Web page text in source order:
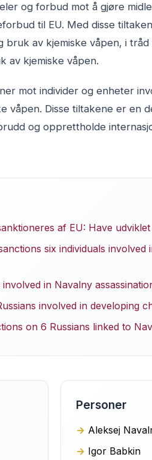
og forbud mot å gjøre
til EU. Med disse
av kjemiske våpen, i
av kjemiske våpen.
mot individer og enheter
våpen. Disse tiltakene er en
og opprettholde
af EU: Have
six individuals involved
in Navalny
involved in developing
on 6 Russians linked to
Personer
Aleksej
Igor Babkin